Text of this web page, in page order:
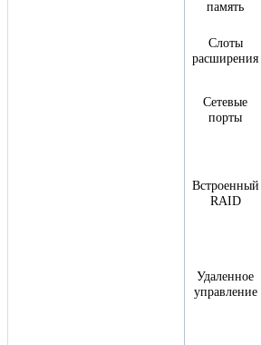
память
Слоты
расширения
Сетевые
порты
Встроенный
RAID
Удаленное
управление